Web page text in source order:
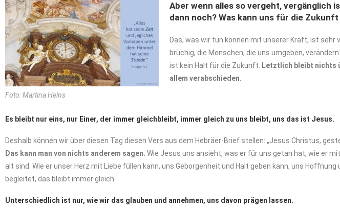
Foto: Martina Heins
Aber wenn alles so vergeht, vergänglich
dann noch? Was kann uns für die
Das, was wir tun können mit unserer Kraft, ist sehr
brüchig, die Menschen, die uns umgeben,
ist kein Halt für die Zukunft.
Letztlich bleibt nichts
allem verabschieden.
Es bleibt nur eins, nur Einer, der immer gleichbleibt, immer gleich zu uns bleibt, uns das ist Jesus.
Deshalb können wir über diesen Tag diesen Vers aus dem Hebräer-Brief stellen: „Jesus Christus,
Das kann man von nichts anderem sagen. Wie Jesus uns ansieht, was er für uns getan hat, wie er
alt sind. Wie er unser Herz mit Liebe füllen kann, uns Geborgenheit und Halt geben kann, uns
begleitet, das bleibt immer gleich.
Unterschiedlich ist nur, wie wir das glauben und annehmen, uns davon prägen lassen.